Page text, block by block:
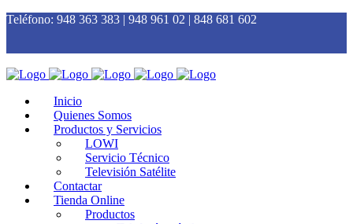
Teléfono: 948 363 383 | 948 961 02 | 848 681 602
Inicio
Quienes Somos
Productos y Servicios
LOWI
Servicio Técnico
Televisión Satélite
Contactar
Tienda Online
Productos